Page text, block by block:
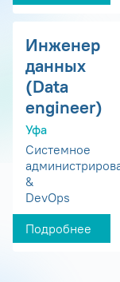
Инженер
данных
(Data
engineer)
Уфа
Системное
&
DevOps
Подробнее